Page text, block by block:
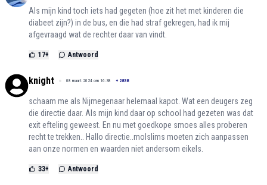
Als mijn kind toch iets had gegeten (hoe zit het met kinderen die
diabeet zijn?) in de bus, en die had straf gekregen, had ik mij
afgevraagd wat de rechter daar van vindt.
17+ Antwoord
knight 08 maart 2024 om 16:38 + 2838
schaam me als Nijmegenaar helemaal kapot. Wat een deugers zeg
die directie daar. Als mijn kind daar op school had gezeten was dat
exit efteling geweest. En nu met goedkope smoes alles proberen
recht te trekken.. Hallo directie..molslims moeten zich aanpassen
aan onze normen en waarden niet andersom eikels.
33+ Antwoord